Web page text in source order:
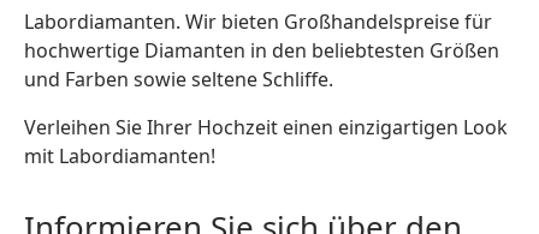
Labordiamanten. Wir bieten Großhandelspreise für
hochwertige Diamanten in den beliebtesten Größen
und Farben sowie seltene Schliffe.
Verleihen Sie Ihrer Hochzeit einen einzigartigen Look
mit Labordiamanten!